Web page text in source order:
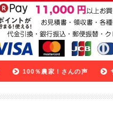
100％農家！さんの声